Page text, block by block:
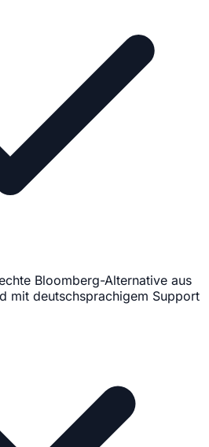
Bloomberg-Alternative aus
mit deutschsprachigem Support